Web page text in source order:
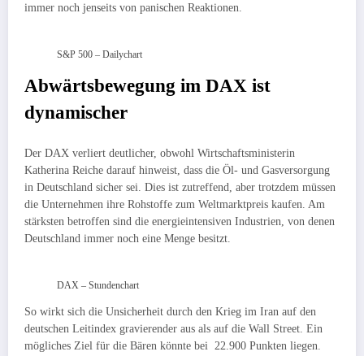
immer noch jenseits von panischen Reaktionen.
S&P 500 – Dailychart
Abwärtsbewegung im DAX ist
dynamischer
Der DAX verliert deutlicher, obwohl Wirtschaftsministerin
Katherina Reiche darauf hinweist, dass die Öl- und Gasversorgung
in Deutschland sicher sei. Dies ist zutreffend, aber trotzdem müssen
die Unternehmen ihre Rohstoffe zum Weltmarktpreis kaufen. Am
stärksten betroffen sind die energieintensiven Industrien, von denen
Deutschland immer noch eine Menge besitzt.
DAX – Stundenchart
So wirkt sich die Unsicherheit durch den Krieg im Iran auf den
deutschen Leitindex gravierender aus als auf die Wall Street. Ein
mögliches Ziel für die Bären könnte bei 22.900 Punkten liegen.